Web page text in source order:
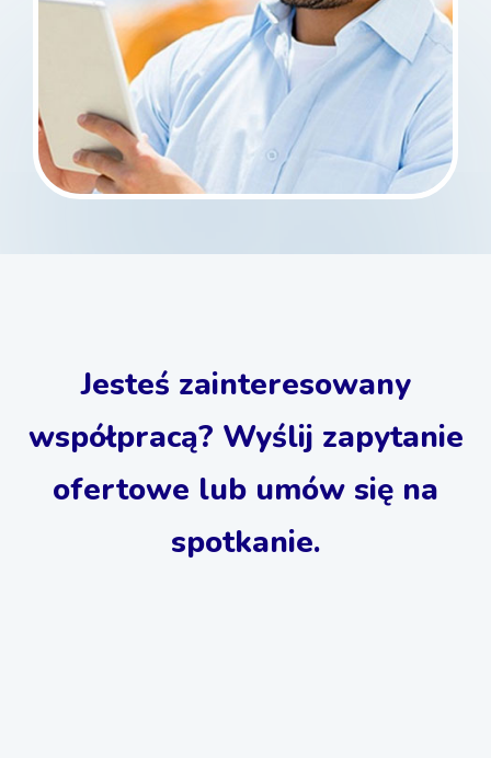
Jesteś zainteresowany
współpracą? Wyślij zapytanie
ofertowe lub umów się na
spotkanie.